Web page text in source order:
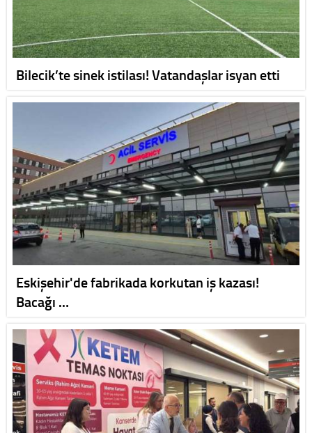
Bilecik’te sinek istilası! Vatandaşlar isyan etti
Eskişehir'de fabrikada korkutan iş kazası!
Bacağı …